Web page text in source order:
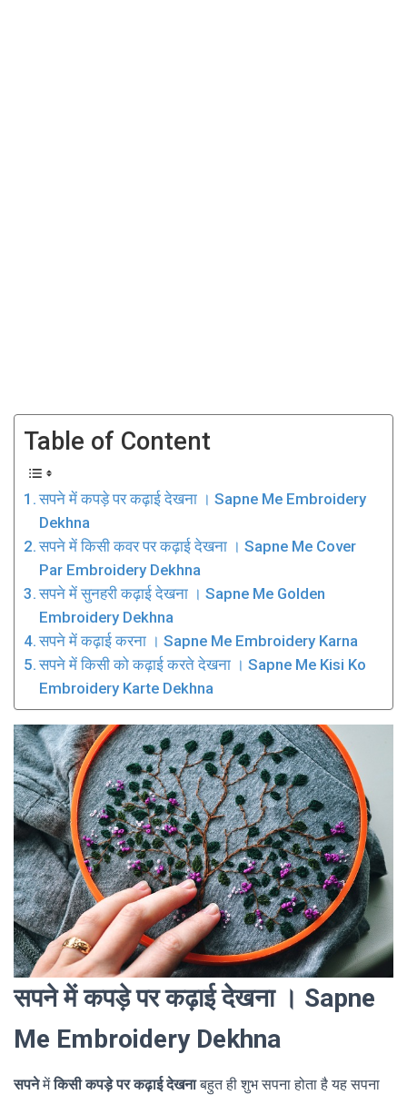
Table of Content
सपने में कपड़े पर कढ़ाई देखना । Sapne Me Embroidery
Dekhna
सपने में किसी कवर पर कढ़ाई देखना । Sapne Me Cover
Par Embroidery Dekhna
सपने में सुनहरी कढ़ाई देखना । Sapne Me Golden
Embroidery Dekhna
सपने में कढ़ाई करना । Sapne Me Embroidery Karna
सपने में किसी को कढ़ाई करते देखना । Sapne Me Kisi Ko
Embroidery Karte Dekhna
सपने में कपड़े पर कढ़ाई देखना । Sapne
Me Embroidery Dekhna
सपनेमेंकिसी कपड़े पर कढ़ाई देखनाबहुत ही शुभ सपना होता है यह सपना